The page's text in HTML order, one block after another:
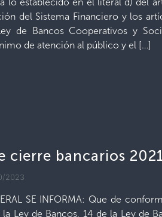
del Sistema Financiero y los
de Bancos Cooperativos y
de atención al público y el […]
cierre bancarios
2023
SE INFORMA: Que de
Ley de Bancos, 14 de la Ley de